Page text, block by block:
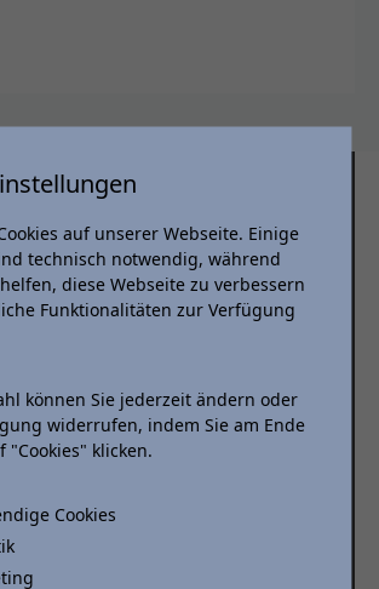
Fahrzeugbestand
auf unserer Webseite. Einige
technisch notwendig, während
diese Webseite zu verbessern
Funktionalitäten zur Verfügung
können Sie jederzeit ändern oder
widerrufen, indem Sie am Ende
"Cookies" klicken.
Cookies